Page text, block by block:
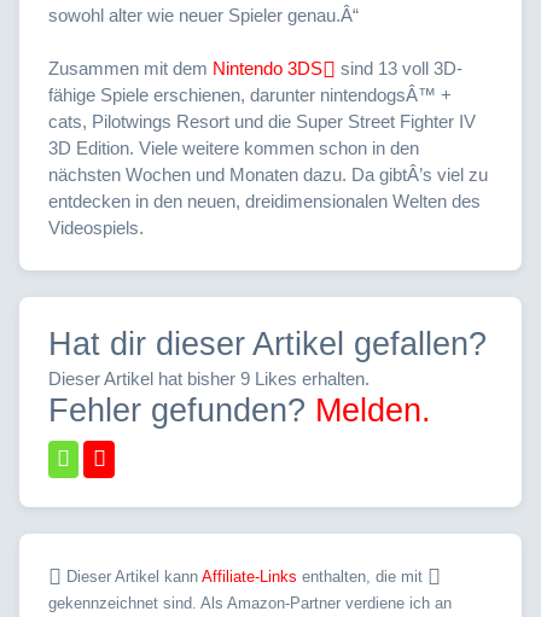
sowohl alter wie neuer Spieler genau.Â“
Zusammen mit dem Nintendo 3DS
sind 13 voll 3D-
fähige Spiele erschienen, darunter nintendogsÂ™ +
cats, Pilotwings Resort und die Super Street Fighter IV
3D Edition. Viele weitere kommen schon in den
nächsten Wochen und Monaten dazu. Da gibtÂ’s viel zu
entdecken in den neuen, dreidimensionalen Welten des
Videospiels.
Hat dir dieser Artikel gefallen?
Dieser Artikel hat bisher 9 Likes erhalten.
Fehler gefunden? Melden.
Dieser Artikel kann Affiliate-Links enthalten, die mit
gekennzeichnet sind. Als Amazon-Partner verdiene ich an